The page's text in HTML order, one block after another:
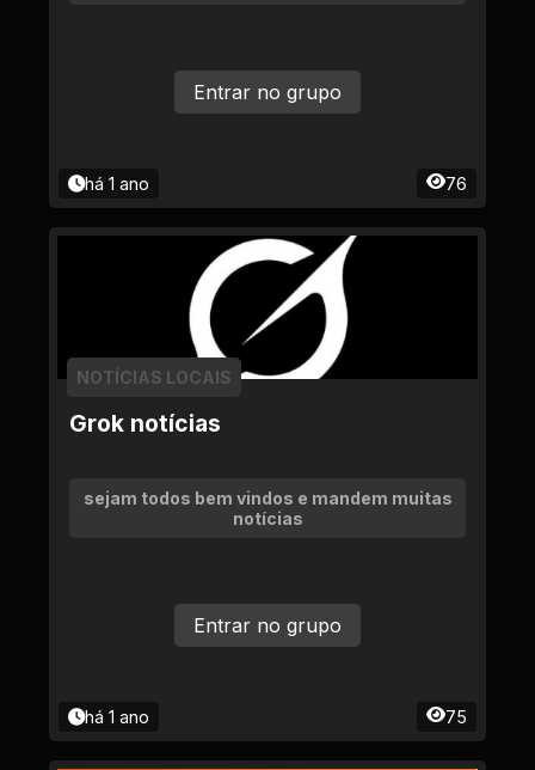
há 1 ano 76
Entrar no grupo
Grok notícias
NOTÍCIAS LOCAIS
sejam todos bem vindos e mandem muitas
notícias
há 1 ano 75
Entrar no grupo